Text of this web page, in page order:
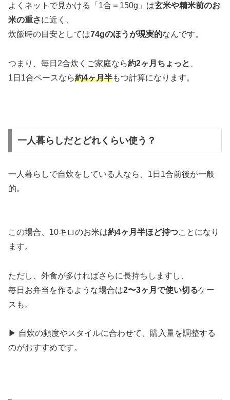
よくネットで見かける「1合＝150g」は玄米や精米前のお
米の重さに近く、
炊飯時の目安としては74gのほうが現実的なんです。
つまり、毎日2合炊くご家庭なら約2ヶ月ちょっと
1日1合ペースなら約4ヶ月半もつ計算になります。
一人暮らしだとどれくらい使う？
一人暮らしで自炊をしている人なら、1日1合前後が一般
的。
この場合、10キロのお米は約4ヶ月半ほど持つことになり
ます。
ただし、外食が多ければさらに長持ちしますし、
毎日お弁当を作るような場合は2〜3ヶ月で使い切るケー
スも。
▶︎ 自炊の頻度やスタイルに合わせて、購入量を調整する
のがおすすめです。